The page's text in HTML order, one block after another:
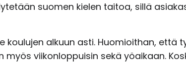
suomen kielen taitoa, sillä
alkuun asti. Huomioithan, että
viikonloppuisin sekä yöaikaan.